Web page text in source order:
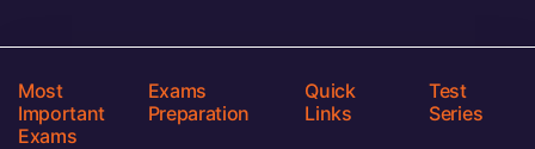
Most
Important
Exams
Exams
Preparation
Quick
Links
Test
Series